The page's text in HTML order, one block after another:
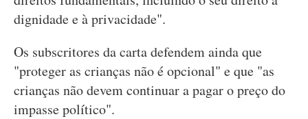
dignidade e à privacidade".
Os subscritores da carta defendem ainda que
"proteger as crianças não é opcional" e que "as
crianças não devem continuar a pagar o preço do
impasse político".